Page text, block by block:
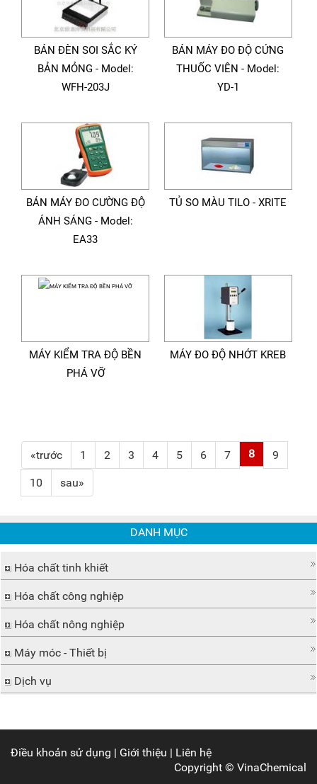
BÁN ĐÈN SOI SẮC KÝ
BẢN MỎNG - Model:
WFH-203J
BÁN MÁY ĐO ĐỘ CỨNG
THUỐC VIÊN - Model:
YD-1
BÁN MÁY ĐO CƯỜNG ĐỘ
ÁNH SÁNG - Model:
EA33
TỦ SO MÀU TILO - XRITE
MÁY KIỂM TRA ĐỘ BỀN
PHÁ VỠ
MÁY ĐO ĐỘ NHỚT KREB
«trước 1 2 3 4 5 6 7 8 9
10 sau»
DANH MỤC
Hóa chất tinh khiết
Hóa chất công nghiệp
Hóa chất nông nghiệp
Máy móc - Thiết bị
Dịch vụ
Điều khoản sử dụng | Giới thiệu | Liên hệ
Copyright © VinaChemical